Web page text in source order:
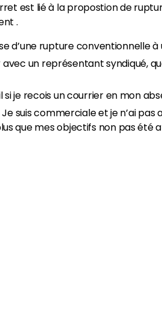
est lié à la propostion de
.
d’une rupture conventionnelle
un représentant syndiqué,
si je recois un courrier en mon
suis commerciale et je n’ai
que mes objectifs non pas été